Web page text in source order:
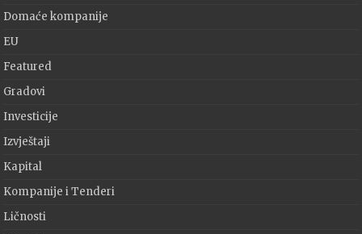
Domaće kompanije
EU
Featured
Gradovi
Investicije
Izvještaji
Kapital
Kompanije i Tenderi
Ličnosti